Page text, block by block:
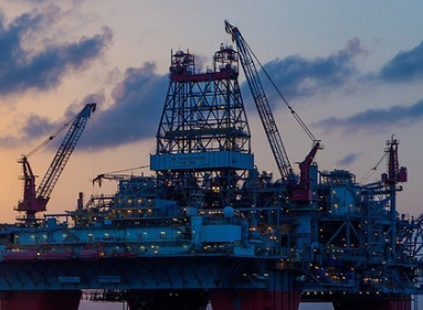
Dünya iqtisadiyyatında vergi
siyasətinin imperativləri MƏQALƏ
Əvəz Quliyev: “Yumşaq keçid
sayəsində aparılmış islahatın nəticələri
qorunub saxlanılacaq”MÜSAHİBƏ
Maliyyə planlaması prizmasında
büdcəyə baxışMƏQALƏ
Gülminə Məlikzadə: “Azərbaycan
Bacarıqlar Akseleratoru” ixtisaslaşmış
kadrların hazırlanmasını hədəfləyir”
dəyişikliklər
MÜSAHİBƏ
Aytən Kərimova:
inklüziv iş mühiti
öyrənən komanda
MÜSAHİBƏ
Azərbaycanda
çərçivəsində
layihəVİDEO